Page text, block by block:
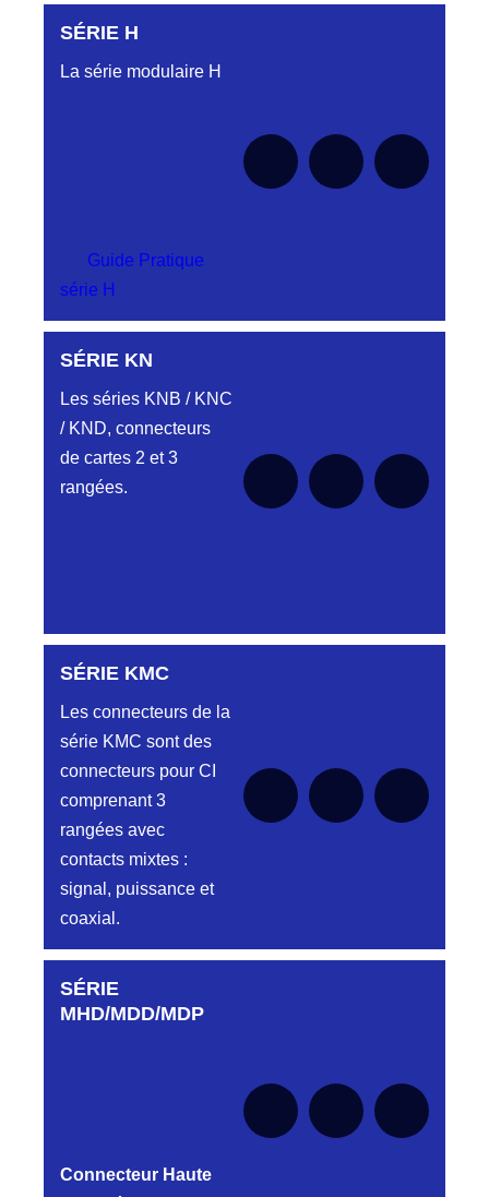
Aucune pièce disponible pour cette série pour
SÉRIE H
La série modulaire H
Guide Pratique
série H
Aucune pièce disponible pour cette série pour
SÉRIE KN
Les séries KNB / KNC
/ KND, connecteurs
de cartes 2 et 3
rangées.
Aucune pièce disponible pour cette série pour
SÉRIE KMC
Les connecteurs de la
série KMC sont des
connecteurs pour CI
comprenant 3
rangées avec
contacts mixtes :
signal, puissance et
coaxial.
Aucune pièce disponible pour cette série pour
le moment
SÉRIE
MHD/MDD/MDP
Connecteur Haute